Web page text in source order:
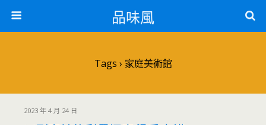
品味風
Tags › 家庭美術館
2023 年 4 月 24 日